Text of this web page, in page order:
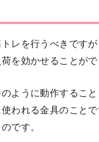
レを行うべきです
を効かせることがで
ように動作するこ
われる金具のこと
です。